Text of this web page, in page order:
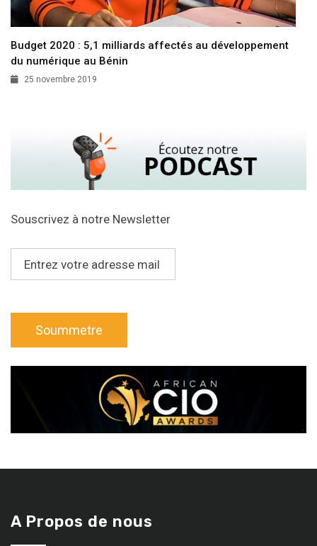
Budget 2020 : 5,1 milliards affectés au développement
du numérique au Bénin
25 novembre 2019
Souscrivez à notre Newsletter
A Propos de nous